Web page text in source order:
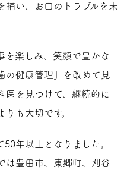
補い、お口のトラブルを未
を楽しみ、笑顔で豊かな
の健康管理」を改めて見
医を見つけて、継続的に
も大切です。
年以上となりました。
は豊田市、東郷町、刈谷